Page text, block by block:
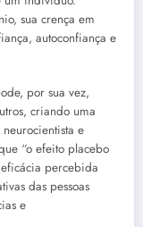
sua crença em
autoconfiança e
por sua vez,
criando uma
e
“o efeito placebo
percebida
das pessoas
e